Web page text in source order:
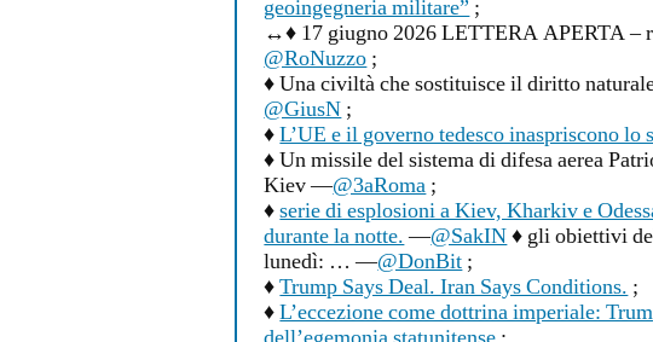
geoingegneria militare” ;
↔♦ 17 giugno 2026 LETTERA APERTA –
@RoNuzzo ;
♦ Una civiltà che sostituisce il diritto
@GiusN ;
♦L’UE e il governo tedesco inaspriscono lo
♦ Un missile del sistema di difesa aerea
Kiev —@3aRoma ;
♦serie di esplosioni a Kiev, Kharkiv e
durante la notte.—@SakIN♦ gli obiettivi
lunedì: … —@DonBit ;
♦Trump Says Deal. Iran Says Conditions. ;
♦L’eccezione come dottrina imperiale: